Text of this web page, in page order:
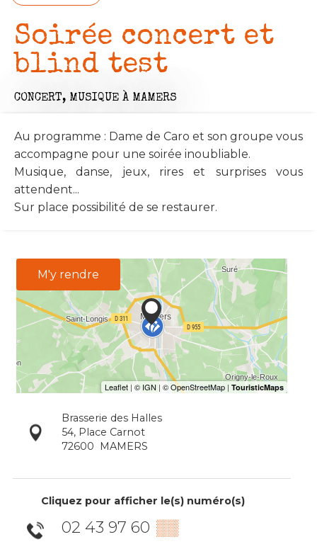
Soirée concert et
blind test
CONCERT, MUSIQUE À MAMERS
Au programme : Dame de Caro et son groupe vous
accompagne pour une soirée inoubliable.
Musique, danse, jeux, rires et surprises vous
attendent...
Sur place possibilité de se restaurer.
M'y rendre
Brasserie des Halles
54, Place Carnot
72600
MAMERS
Cliquez pour afficher le(s) numéro(s)
02 43 97 60 ▒▒